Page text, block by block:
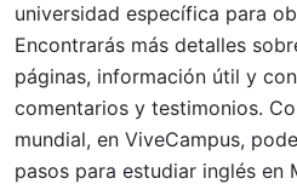
universidad específica para
Encontrarás más detalles
páginas, información útil y
comentarios y testimonios.
mundial, en ViveCampus,
pasos para estudiar inglés en